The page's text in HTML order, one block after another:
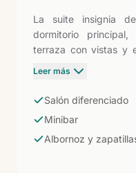
La suite insignia
dormitorio
terraza con vistas y
del hotel. Cafetera
Privilege Lounge con
exclusiva en uno de
Blanca.
Leer más
Salón diferenciado
Minibar
Albornoz y